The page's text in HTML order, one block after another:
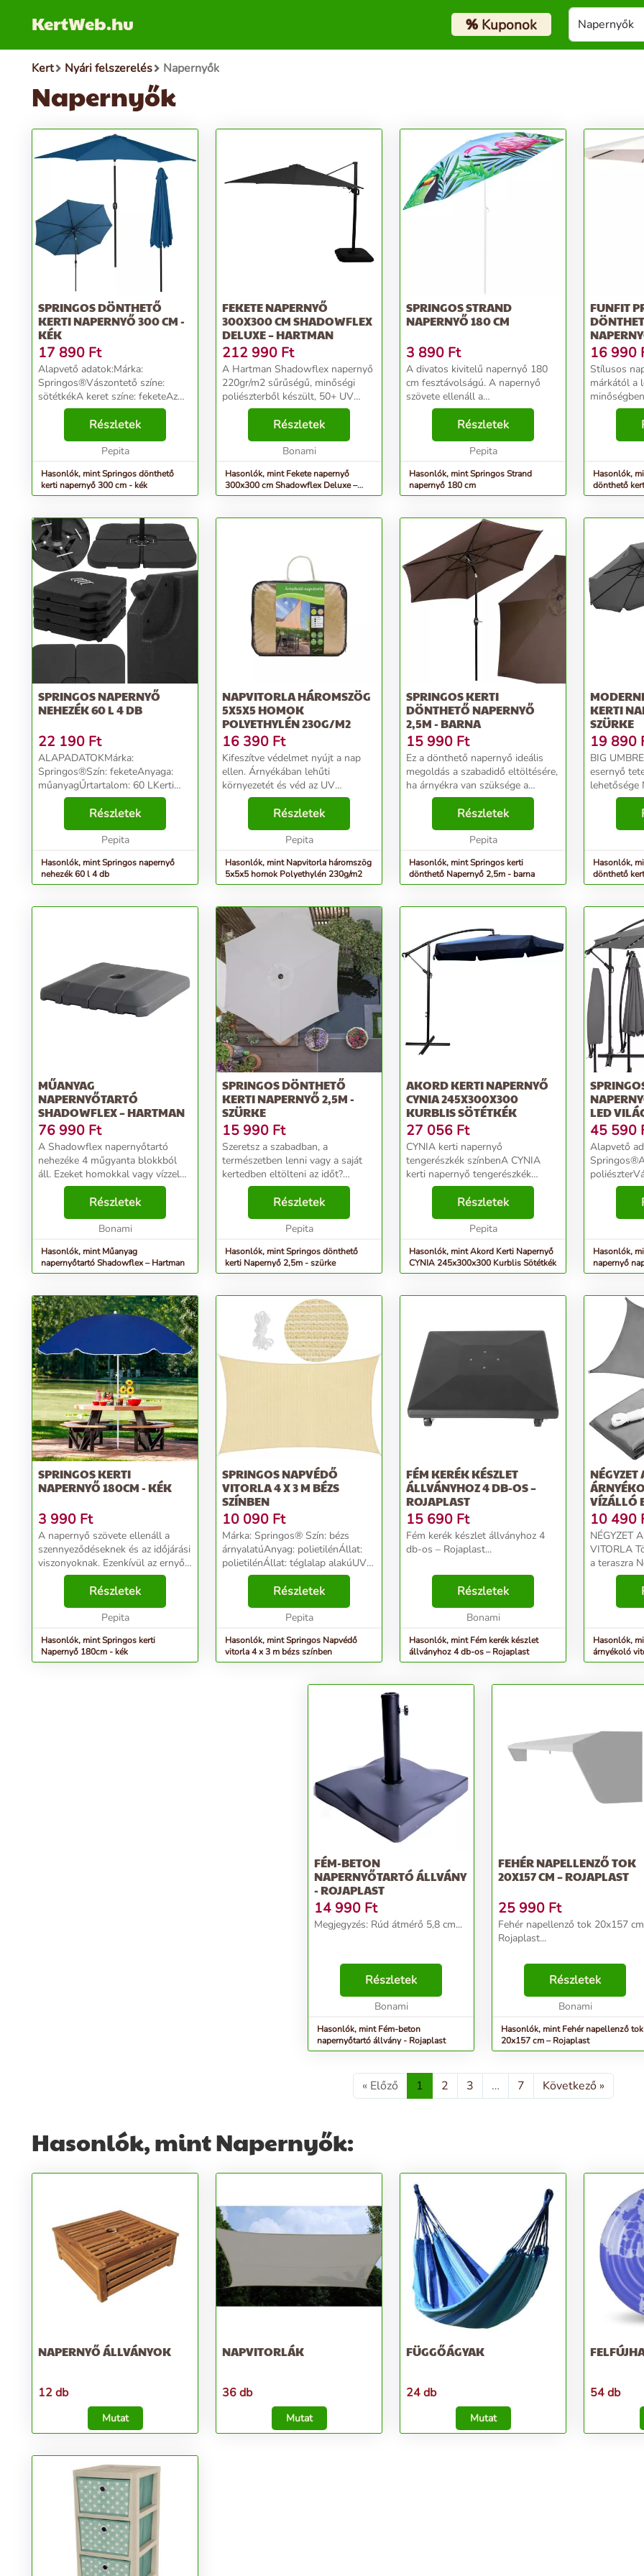
KertWeb.hu %Kuponok
Kert Nyári felszerelés Napernyők
Napernyők
SPRINGOS DÖNTHETŐ
KERTI NAPERNYŐ 300 CM -
KÉK
17 890 Ft
Alapvető adatok:Márka:
Springos®Vászontető színe:
sötétkékA keret színe: feketeAz
ernyő dőlésszögének állítása:
igenTeljes magasság: 245
cmEsernyő fesztávolsága: 290
cmSzélesség az esernyő anyagát
Részletek
Pepita
Hasonlók, mint Springos dönthető
kerti napernyő 300 cm - kék
FEKETE NAPERNYŐ
300X300 CM SHADOWFLEX
DELUXE – HARTMAN
212 990 Ft
A Hartman Shadowflex napernyő
220gr/m2 sűrűségű, minőségi
poliészterből készült, 50+ UV
szűrővel , amely erős, tartós,
megtartja a színét és visszaveri a
szennyeződéseket. Az alumínium
váznak köszönhe...
Részletek
Bonami
Hasonlók, mint Fekete napernyő
300x300 cm Shadowflex Deluxe –
Hartman
SPRINGOS STRAND
NAPERNYŐ 180 CM
3 890 Ft
A divatos kivitelű napernyő 180
cm fesztávolságú. A napernyő
szövete ellenáll a
szennyeződéseknek és az időjárási
viszonyoknak. Ezenkívül az ernyő
dőlésszögének megváltoztatása
lehetővé teszi a napern...
Részletek
Pepita
Hasonlók, mint Springos Strand
napernyő 180 cm
FUNFIT
16 990
Stílusos
márkától a
kertben,
egyaránt.
vízálló
Hasonlók,
dönthető
és
SPRINGOS NAPERNYŐ
NEHEZÉK 60 L 4 DB
22 190 Ft
ALAPADATOKMárka:
Springos®Szín: feketeAnyaga:
műanyagŰrtartalom: 60 LKerti
napernyő rakomány - 4 elemes
készletElemek méretei: 50 x 50 x
7 cmTartalmazza a következőket:
4x fémhorgony az elemek
Részletek
Pepita
Hasonlók, mint Springos napernyő
nehezék 60 l 4 db
NAPVITORLA HÁROMSZÖG
5X5X5 HOMOK
POLYETHYLÉN 230G/M2
16 390 Ft
Kifeszítve védelmet nyújt a nap
ellen. Árnyékában lehűti
környezetét és véd az UV
sugaraktól. Az erősített széleknek
és a sarkokban kialakított
rozsdamentes gyűrűknek
köszönhetően könnyen
Részletek
Pepita
Hasonlók, mint Napvitorla háromszög
5x5x5 homok Polyethylén 230g/m2
SPRINGOS KERTI
DÖNTHETŐ NAPERNYŐ
2,5M - BARNA
15 990 Ft
Ez a dönthető napernyő ideális
megoldás a szabadidő eltöltésére,
ha árnyékra van szüksége a
tengerparton, a medence mellett
vagy az udvaron, egész nyáron. A
napernyő megvéd a káros nap
sugárzásától és...
Részletek
Pepita
Hasonlók, mint Springos kerti
dönthető Napernyő 2,5m - barna
KERTI
SZÜRKE
19 890
BIG
esernyő
lehetősége
centiméter
napálló
Hasonlók,
dönthető
MŰANYAG
NAPERNYŐTARTÓ
SHADOWFLEX – HARTMAN
76 990 Ft
A Shadowflex napernyőtartó
nehezéke 4 műgyanta blokkból
áll. Ezeket homokkal vagy vízzel
lehet megtölteni, majd a talapzat
acélkeresztjére szerelni. Az egész
elegendő terhet képez egy
dönthető tengely...
Részletek
Bonami
Hasonlók, mint Műanyag
napernyőtartó Shadowflex – Hartman
SPRINGOS DÖNTHETŐ
KERTI NAPERNYŐ 2,5M -
SZÜRKE
15 990 Ft
Szeretsz a szabadban, a
természetben lenni vagy a saját
kertedben eltölteni az időt?
Értékeled a hosszú órákat a
barátok és a család társaságában?
Vagy esetleg szeretnél nyugodtan
feküdni a tengerpart...
Részletek
Pepita
Hasonlók, mint Springos dönthető
kerti Napernyő 2,5m - szürke
AKORD KERTI NAPERNYŐ
CYNIA 245X300X300
KURBLIS SÖTÉTKÉK
27 056 Ft
CYNIA kerti napernyő
tengerészkék színbenA CYNIA
kerti napernyő tengerészkék
színben minden kert vagy terasz
elengedhetetlen tartozéka. Ez az
elegáns modell 3 méteres
szélességével nagy árnyékot
Részletek
Pepita
Hasonlók, mint Akord Kerti Napernyő
CYNIA 245x300x300 Kurblis Sötétkék
LED
SZÜRKE
45 590
Alapvető
fekete,
száma:
Hasonlók,
napernyő
300 cm -
SPRINGOS KERTI
NAPERNYŐ 180CM - KÉK
3 990 Ft
A napernyő szövete ellenáll a
szennyeződéseknek és az időjárási
viszonyoknak. Ezenkívül az ernyő
dőlésszögének megváltoztatása
lehetővé teszi a napernyő
helyzetének beállítását a
napszakhoz. Ez a k...
Részletek
Pepita
Hasonlók, mint Springos kerti
Napernyő 180cm - kék
SPRINGOS NAPVÉDŐ
VITORLA 4 X 3 M BÉZS
SZÍNBEN
10 090 Ft
Márka: Springos® Szín: bézs
árnyalatúAnyag: polietilénÁllat:
polietilénÁllat: téglalap alakúUV
védelem: 300 cm...
Részletek
Pepita
Hasonlók, mint Springos Napvédő
vitorla 4 x 3 m bézs színben
FÉM KERÉK KÉSZLET
ÁLLVÁNYHOZ 4 DB-OS –
ROJAPLAST
15 690 Ft
Fém kerék készlet állványhoz 4
db-os – Rojaplast...
Részletek
Bonami
Hasonlók, mint Fém kerék készlet
állványhoz 4 db-os – Rojaplast
VÍZÁLLÓ
10 490
NÉGYZET
VITORLA
a teraszra
méretei
területet
levegő
poliészter
Hasonlók,
árnyékoló
3x3m
FÉM-BETON
NAPERNYŐTARTÓ ÁLLVÁNY
- ROJAPLAST
14 990 Ft
Megjegyzés: Rúd átmérő 5,8 cm...
Részletek
Bonami
Hasonlók, mint Fém-beton
napernyőtartó állvány - Rojaplast
FEHÉR NAPELLENZŐ TOK
20X157 CM – ROJAPLAST
25 990 Ft
Fehér napellenző tok 20x157
Rojaplast...
Részletek
Bonami
Hasonlók, mint Fehér napellenző tok
20x157 cm – Rojaplast
« Előző 1 2 3 … 7 Következő »
Hasonlók, mint Napernyők:
NAPERNYŐ ÁLLVÁNYOK
12 db
Mutat
NAPVITORLÁK
36 db
Mutat
FÜGGŐÁGYAK
24 db
Mutat
54 db